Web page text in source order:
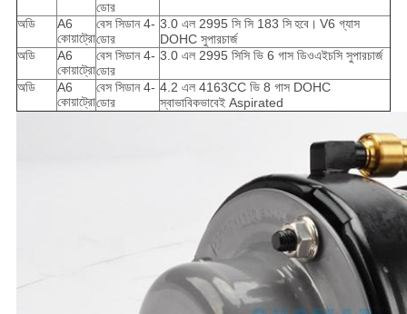
ডোর
অডি
A6
কোয়াট্রো
বেস সিডান 4-
ডোর
3.0 এল 2995 সি সি 183 সিহবে। V6 গ্যাস
DOHC সুপারচার্জ
অডি
A6
কোয়াট্রো
বেস সিডান 4-
ডোর
3.0 এল 2995 সিসি ভি 6 গাস ডিওএইচসি সুপারচার্জ
অডি
A6
কোয়াট্রো
বেস সিডান 4-
ডোর
4.2 এল 4163CC ভি 8 গাস DOHC
স্বাভাবিকভাবেই Aspirated